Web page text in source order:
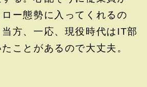
ー態勢に入ってくれるの
方、一応、現役時代はIT部
ことがあるので大丈夫。